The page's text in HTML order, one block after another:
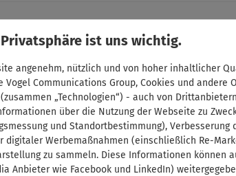
Versandkosten
ist uns wichtig.
angenehm, nützlich und von hoher inhaltlicher
Vogel Communications Group, Cookies und andere
„Technologien“) - auch von
über die Nutzung der Webseite zu
und Standortbestimmung), Verbesserung
Werbemaßnahmen (einschließlich Re-
zu sammeln. Diese Informationen können
Anbieter wie Facebook und LinkedIn)